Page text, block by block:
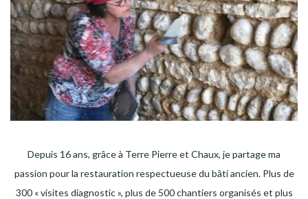
Depuis 16 ans, grâce à Terre Pierre et Chaux, je partage ma
passion pour la restauration respectueuse du bâti ancien. Plus de
300 « visites diagnostic », plus de 500 chantiers organisés et plus